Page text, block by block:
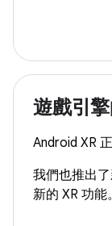
遊戲引
Android XR
我們也推出
新的 XR 功能。